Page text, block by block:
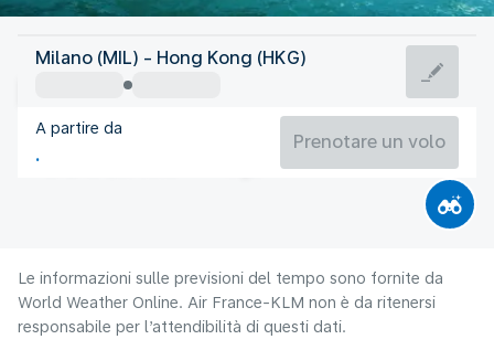
Hong Kong
Hong Kong
Hong Kong
Milano (MIL) - Hong Kong (HKG)
A partire da
Prenotare un volo
Le informazioni sulle previsioni del tempo sono fornite da
World Weather Online. Air France-KLM non è da ritenersi
responsabile per l’attendibilità di questi dati.